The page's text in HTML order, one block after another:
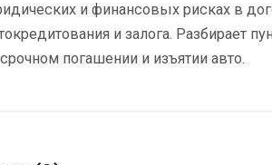
и финансовых рисках в
и залога. Разбирает
погашении и изъятии авто.